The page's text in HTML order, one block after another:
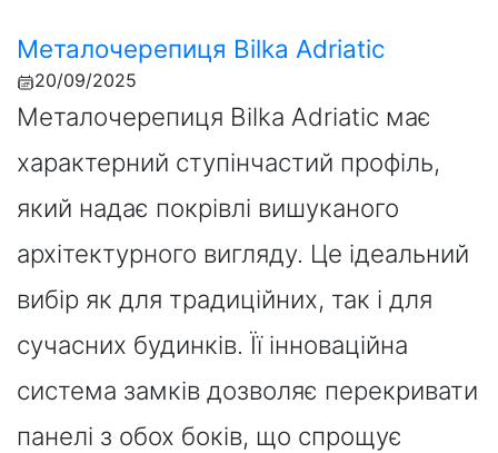
Металочерепиця Bilka Adriatic
20/09/2025
Металочерепиця Bilka Adriatic має
характерний ступінчастий профіль,
який надає покрівлі вишуканого
архітектурного вигляду. Це ідеальний
вибір як для традиційних, так і для
сучасних будинків. Її інноваційна
система замків дозволяє перекривати
панелі з обох боків, що спрощує